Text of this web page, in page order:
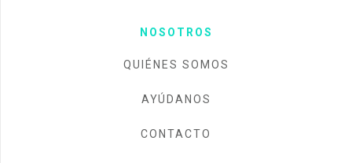
NOSOTROS
QUIÉNES SOMOS
AYÚDANOS
CONTACTO